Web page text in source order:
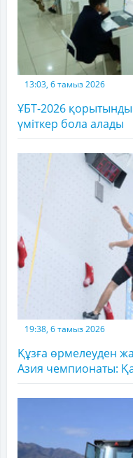
13:03, 6 тамыз 2026
ҰБТ-2026
үміткер бола алады
19:38, 6 тамыз 2026
Құзға өрмелеуден
Азия чемпионаты: